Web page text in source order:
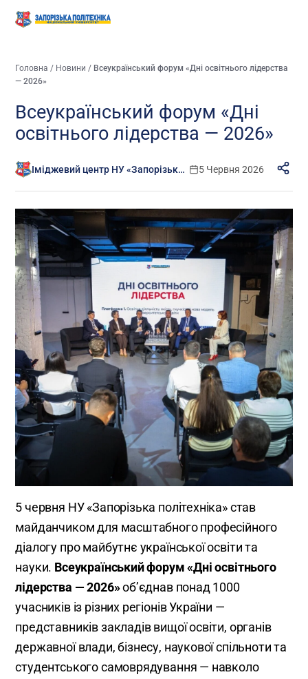
Головна / Новини / Всеукраїнський форум «Дні освітнього лідерства
— 2026»
Всеукраїнський форум «Дні
освітнього лідерства — 2026»
Іміджевий центр НУ «Запорізька політехніка» 5 Червня 2026
5 червня НУ «Запорізька політехніка» став
майданчиком для масштабного професійного
діалогу про майбутнє української освіти та
науки. Всеукраїнський форум «Дні освітнього
лідерства — 2026»об’єднав понад 1000
учасників із різних регіонів України —
представників закладів вищої освіти, органів
державної влади, бізнесу, наукової спільноти та
студентського самоврядування — навколо